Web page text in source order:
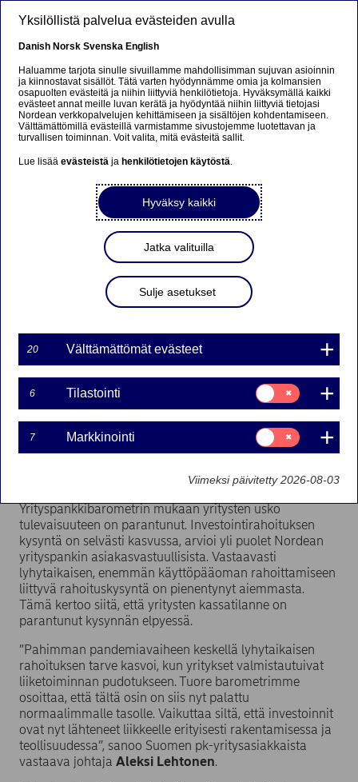
Nordean
Yrityspankkibarometri:
Investointirahoituksen
kysyntä ja yritysten
henkilöstömäärä kasvaa
lähikuukausina
Lehdistötiedote | 17-06-2021 09:00
suomalaisten pk-yritysten tilanne on kääntynyt
selvästi paremmaksi. Yrityspankkien
asiakasvastuullisille johtajille tehdystä kyselystä
käy ilmi, että pidempiaikaisen rahoituksen kysynnän
nähdään kasvavan lähikuukausina investointien
liikevaihdon, kannattavuuden ja henkilöstömäärän
uskotaan kasvavan seuraavan puolen vuoden
Yrityspankkibarometrin mukaan yritysten usko
tulevaisuuteen on parantunut. Investointirahoituksen
kysyntä on selvästi kasvussa, arvioi yli puolet Nordean
yrityspankin asiakasvastuullisista. Vastaavasti
lyhytaikaisen, enemmän käyttöpääoman rahoittamiseen
liittyvä rahoituskysyntä on pienentynyt aiemmasta.
Tämä kertoo siitä, että yritysten kassatilanne on
parantunut kysynnän elpyessä.
”Pahimman pandemiavaiheen keskellä lyhytaikaisen
rahoituksen tarve kasvoi, kun yritykset valmistautuivat
liiketoiminnan pudotukseen. Tuore barometrimme
osoittaa, että tältä osin on siis nyt palattu
normaalimmalle tasolle. Vaikuttaa siltä, että investoinnit
ovat nyt lähteneet liikkeelle erityisesti rakentamisessa ja
teollisuudessa”, sanoo Suomen pk-yritysasiakkaista
vastaava johtaja Aleksi Lehtonen.
Yksilöllistä palvelua evästeiden avulla
Danish Norsk Svenska English
Haluamme tarjota sinulle sivuillamme mahdollisimman sujuvan asioinnin
ja kiinnostavat sisällöt. Tätä varten hyödynnämme omia ja kolmansien
osapuolten evästeitä ja niihin liittyviä henkilötietoja. Hyväksymällä kaikki
evästeet annat meille luvan kerätä ja hyödyntää niihin liittyviä tietojasi
Nordean verkkopalvelujen kehittämiseen ja sisältöjen kohdentamiseen.
Välttämättömillä evästeillä varmistamme sivustojemme luotettavan ja
turvallisen toiminnan. Voit valita, mitä evästeitä sallit.
Lue lisääevästeistä ja henkilötietojen käytöstä.
Hyväksy kaikki
Jatka valituilla
Sulje asetukset
20 Välttämättömät evästeet
6 Tilastointi
Suostumusvalinta:
Tilastointi
7 Markkinointi
Suostumusvalinta:
Markkinointi
Viimeksi päivitetty 2026-08-03